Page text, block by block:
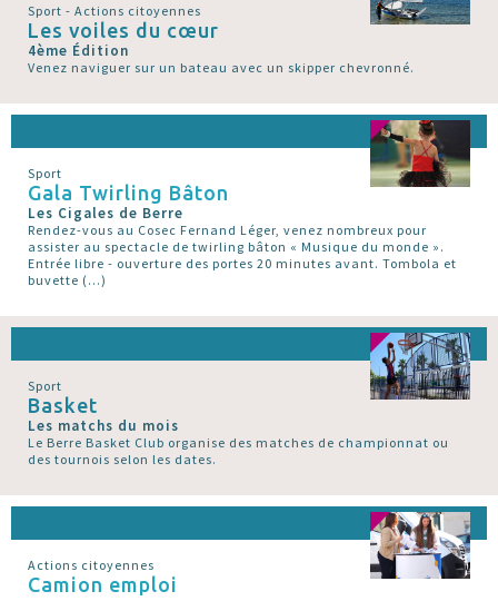
Sport - Actions citoyennes
Les voiles du cœur
4ème Édition
Venez naviguer sur un bateau avec un skipper chevronné.
Sport
Gala Twirling Bâton
Les Cigales de Berre
Rendez-vous au Cosec Fernand Léger, venez nombreux pour
assister au spectacle de twirling bâton « Musique du monde ».
Entrée libre - ouverture des portes 20 minutes avant. Tombola et
buvette (…)
Sport
Basket
Les matchs du mois
Le Berre Basket Club organise des matches de championnat ou
des tournois selon les dates.
Actions citoyennes
Camion emploi